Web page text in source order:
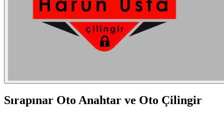
Sırapınar Oto Anahtar ve Oto Çilingir